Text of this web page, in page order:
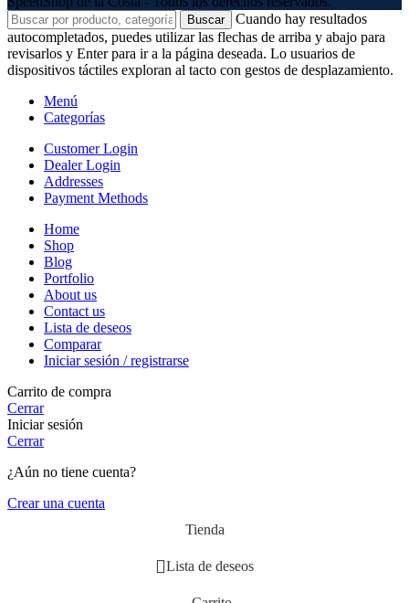
Buscar
Cuando hay resultados
autocompletados, puedes utilizar las flechas de arriba y abajo para
revisarlos y Enter para ir a la página deseada. Lo usuarios de
dispositivos táctiles exploran al tacto con gestos de desplazamiento.
Menú
Categorías
Customer Login
Dealer Login
Addresses
Payment Methods
Home
Shop
Blog
Portfolio
About us
Contact us
Lista de deseos
Comparar
Iniciar sesión / registrarse
Carrito de compra
Cerrar
Iniciar sesión
Cerrar
¿Aún no tiene cuenta?
Crear una cuenta
Tienda
Lista de deseos